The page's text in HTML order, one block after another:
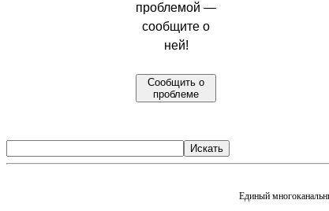
проблемой —
сообщите о
ней!
Сообщить о
проблеме
Искать
Единый